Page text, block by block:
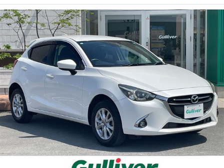
ルシフト 純正エンジンスターター オートエアコン ＬＥＤヘッ
ドライト 純正１５インチＡＷ（青森県）